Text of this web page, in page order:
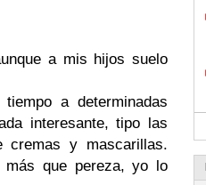
a mis hijos suelo
a determinadas
interesante, tipo las
cremas y mascarillas.
más que pereza, yo lo